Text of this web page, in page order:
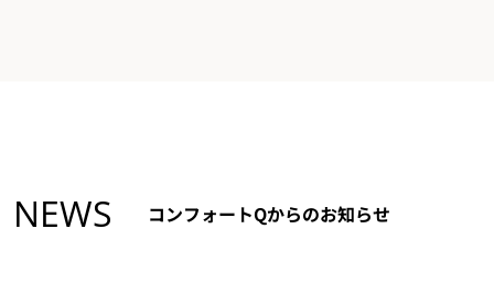
NEWS コンフォートQからのお知らせ